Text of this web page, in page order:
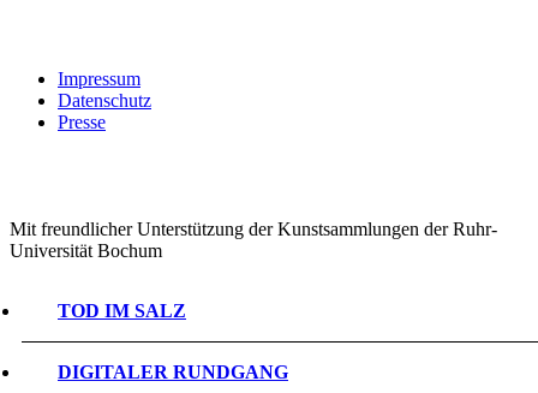
Impressum
Datenschutz
Presse
Mit freundlicher Unterstützung der Kunstsammlungen der Ruhr-
Universität Bochum
TOD IM SALZ
DIGITALER RUNDGANG